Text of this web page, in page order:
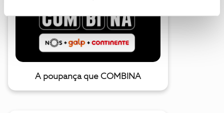
A poupança que COMBINA